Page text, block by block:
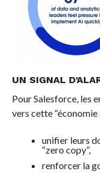
UN SIGNAL
Pour Salesforce, les
vers cette
unifier leurs
“zero copy”,
renforcer la